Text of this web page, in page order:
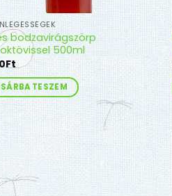
bodzavirágszörp
500ml
Ft
TESZEM